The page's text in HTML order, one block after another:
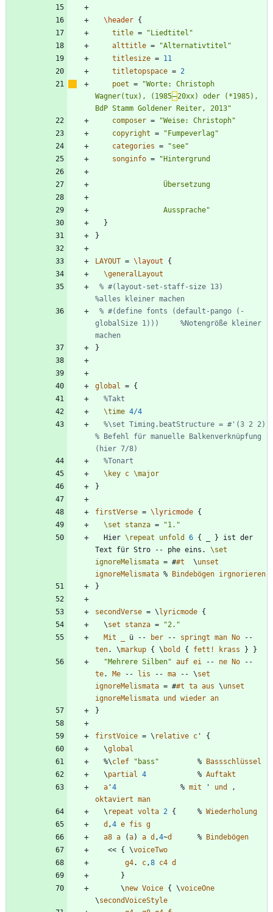
\header {
title = "Liedtitel "
alttitle = "Alternativtitel "
titlesize = 11
titletopspace = 2
poet = "Worte: Christoph
Wagner(tux), (1985‒20xx) oder (*1985),
BdP Stamm Goldener Reiter, 2013"
composer = "Weise: Christoph"
copyright = "Fumpeverlag"
categories = "see"
songinfo = "
                Aussprache
"
}
}
LAYOUT = \layout
{
\generalLayout
% #(layout-set-staff-size 13)
%alles kleiner machen
% #(define fonts (default-pango (-
globalSize 1))) 	%Notengröße kleiner
machen
}
global = {
%Takt
\time 4/4
%\set Timing.beatStructure = #'(3 2 2)
% Befehl für manuelle Balkenverknüpfung
(hier 7/8)
%Tonart
\key c \major
}
firstVerse = \lyricmode {
\set
stanza = "1. "
Hier \repeat unfold 6 { } ist der
Text
für Stro -- phe eins .
\set
ignoreMelismata = ##t \unset
ignoreMelismata % Bindebögen irgnorieren
}
secondVerse = \lyricmode {
\set stanza = "2. "
Mit
ü -- ber -- springt man No
--
ten. \markup { \ bold { fett! krass }
}
"Mehrere Silben" auf ei -- ne No
--
te. Me -- lis -- ma -- \set
ignoreMelismata = ##t ta aus \unset
ignoreMelismata und wieder an
}
firstVoice = \ relative c '
{
\global
%\clef " bass " % Bassschlüssel
\partial 4 % Auftakt
a '4 % mit ' und
,
oktaviert man
\ repeat volta 2 { % Wiederholung
d ,4 e fis g
a8 a (a) a d ,4~d % Bindebögen
<< { \voiceTwo
g4. c ,8 c4 d
}
\new Voice { \voiceOne
\secondVoiceStyle